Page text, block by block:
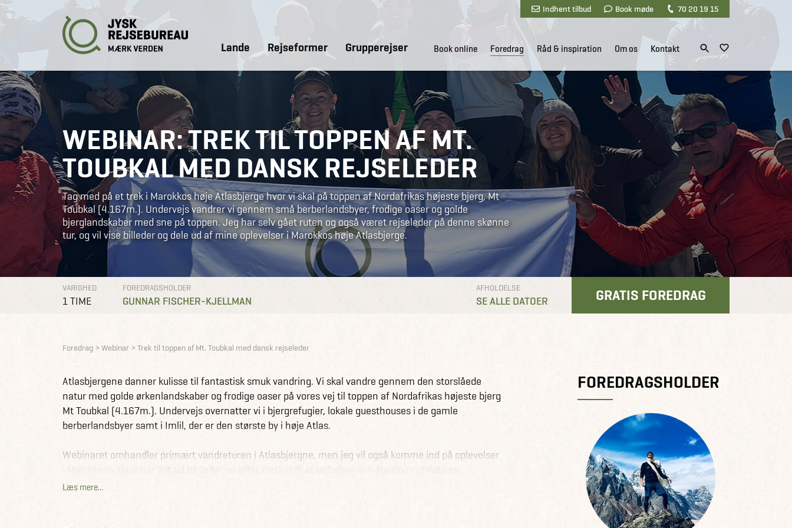
Indhent tilbud Book møde 70 20 19 15
Lande Rejseformer Grupperejser Book online Foredrag Råd & inspiration Om os Kontakt
WEBINAR: TREK TIL TOPPEN AF MT.
TOUBKAL MED DANSK REJSELEDER
Tag med på et trek i Marokkos høje Atlasbjerge hvor vi skal på toppen af Nordafrikas højeste bjerg, Mt
Toubkal (4.167m.). Undervejs vandrer vi gennem små berberlandsbyer, frodige oaser og golde
bjerglandskaber med sne på toppen. Jeg har selv gået ruten og også været rejseleder på denne skønne
tur, og vil vise billeder og dele ud af mine oplevelser i Marokkos høje Atlasbjerge.
VARIGHED
1 TIME
FOREDRAGSHOLDER
GUNNAR FISCHER-KJELLMAN
AFHOLDELSE
SE ALLE DATOER GRATIS FOREDRAG
Foredrag Webinar Trek til toppen af Mt. Toubkal med dansk rejseleder
Atlasbjergene danner kulisse til fantastisk smuk vandring. Vi skal vandre gennem den storslåede
natur med golde ørkenlandskaber og frodige oaser på vores vej til toppen af Nordafrikas højeste bjerg
Mt Toubkal (4.167m.). Undervejs overnatter vi i bjergrefugier, lokale guesthouses i de gamle
berberlandsbyer samt i Imlil, der er den største by i høje Atlas.
Webinaret omhandler primært vandreturen i Atlasbjergne, men jeg vil også komme ind på oplevelser
Læs mere...
FOREDRAGSHOLDER